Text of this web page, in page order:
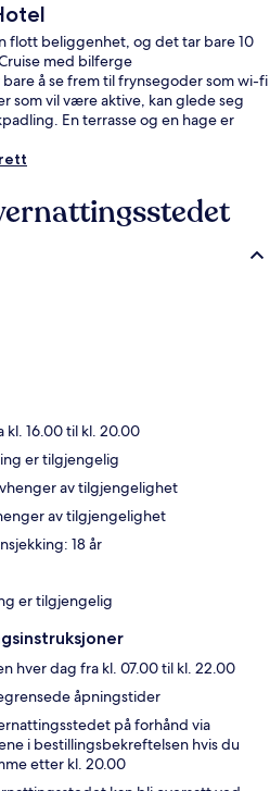
flott beliggenhet, og det tar bare 10
med bilferge
å se frem til frynsegoder som wi-fi
som vil være aktive, kan glede seg
En terrasse og en hage er
kl. 16.00 til kl. 20.00
er tilgjengelig
av tilgjengelighet
av tilgjengelighet
18 år
er tilgjengelig
hver dag fra kl. 07.00 til kl. 22.00
åpningstider
på forhånd via
i bestillingsbekreftelsen hvis du
etter kl. 20.00